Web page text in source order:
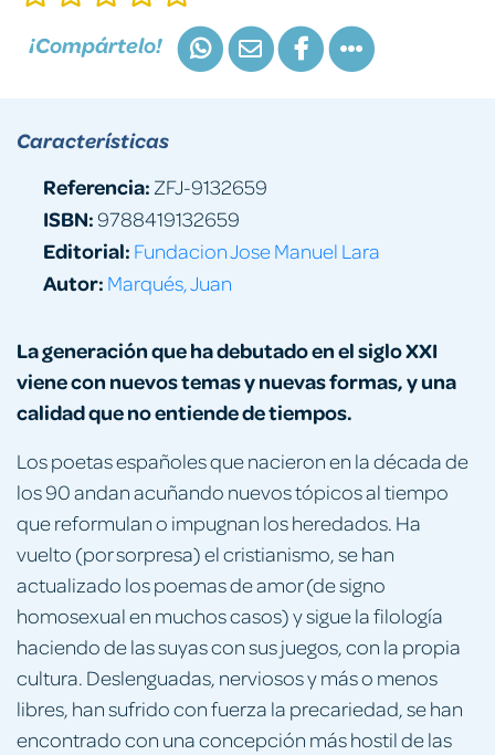
¡Compártelo!
La generación que ha debutado en el siglo XXI
viene con nuevos temas y nuevas formas, y una
calidad que no entiende de tiempos.
Los poetas españoles que nacieron en la década de
los 90 andan acuñando nuevos tópicos al tiempo
que reformulan o impugnan los heredados. Ha
vuelto (por sorpresa) el cristianismo, se han
actualizado los poemas de amor (de signo
homosexual en muchos casos) y sigue la filología
haciendo de las suyas con sus juegos, con la propia
cultura. Deslenguadas, nerviosos y más o menos
libres, han sufrido con fuerza la precariedad, se han
encontrado con una concepción más hostil de las
Características
Referencia: ZFJ-9132659
ISBN:9788419132659
Editorial: Fundacion Jose Manuel Lara
Autor: Marqués, Juan